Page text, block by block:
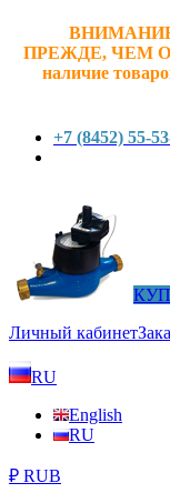
ВНИМАНИЕ!
ПРЕЖДЕ, ЧЕМ
наличие
+7 (8452) 55-
Личный кабинет
RU
English
RU
₽ RUB